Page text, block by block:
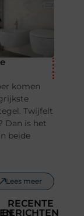
komen
Twijfelt
Dan is het
beide
Lees meer
RECENTE
BERICHTEN